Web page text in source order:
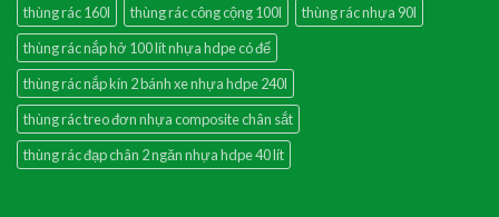
thùng rác 160l
thùng rác công cộng 100l
thùng rác nhựa 90l
thùng rác nắp hở 100 lít nhựa hdpe có đế
thùng rác nắp kín 2 bánh xe nhựa hdpe 240l
thùng rác treo đơn nhựa composite chân sắt
thùng rác đạp chân 2 ngăn nhựa hdpe 40 lít